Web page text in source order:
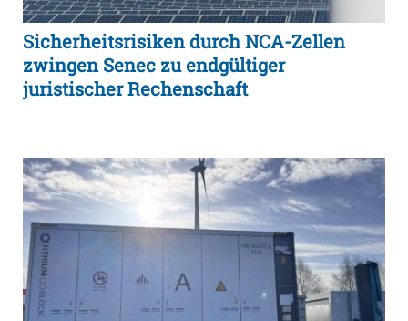
Sicherheitsrisiken durch NCA-Zellen
zwingen Senec zu endgültiger
juristischer Rechenschaft